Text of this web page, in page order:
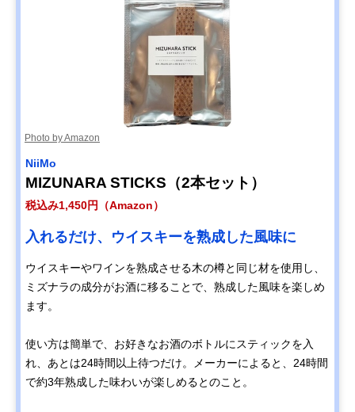
Photo by Amazon
NiiMo
MIZUNARA STICKS（2本セット）
税込み1,450円（Amazon）
入れるだけ、ウイスキーを熟成した風味に
ウイスキーやワインを熟成させる木の樽と同じ材を使用し、
ミズナラの成分がお酒に移ることで、熟成した風味を楽しめ
ます。
使い方は簡単で、お好きなお酒のボトルにスティックを入
れ、あとは24時間以上待つだけ。メーカーによると、24時間
で約3年熟成した味わいが楽しめるとのこと。